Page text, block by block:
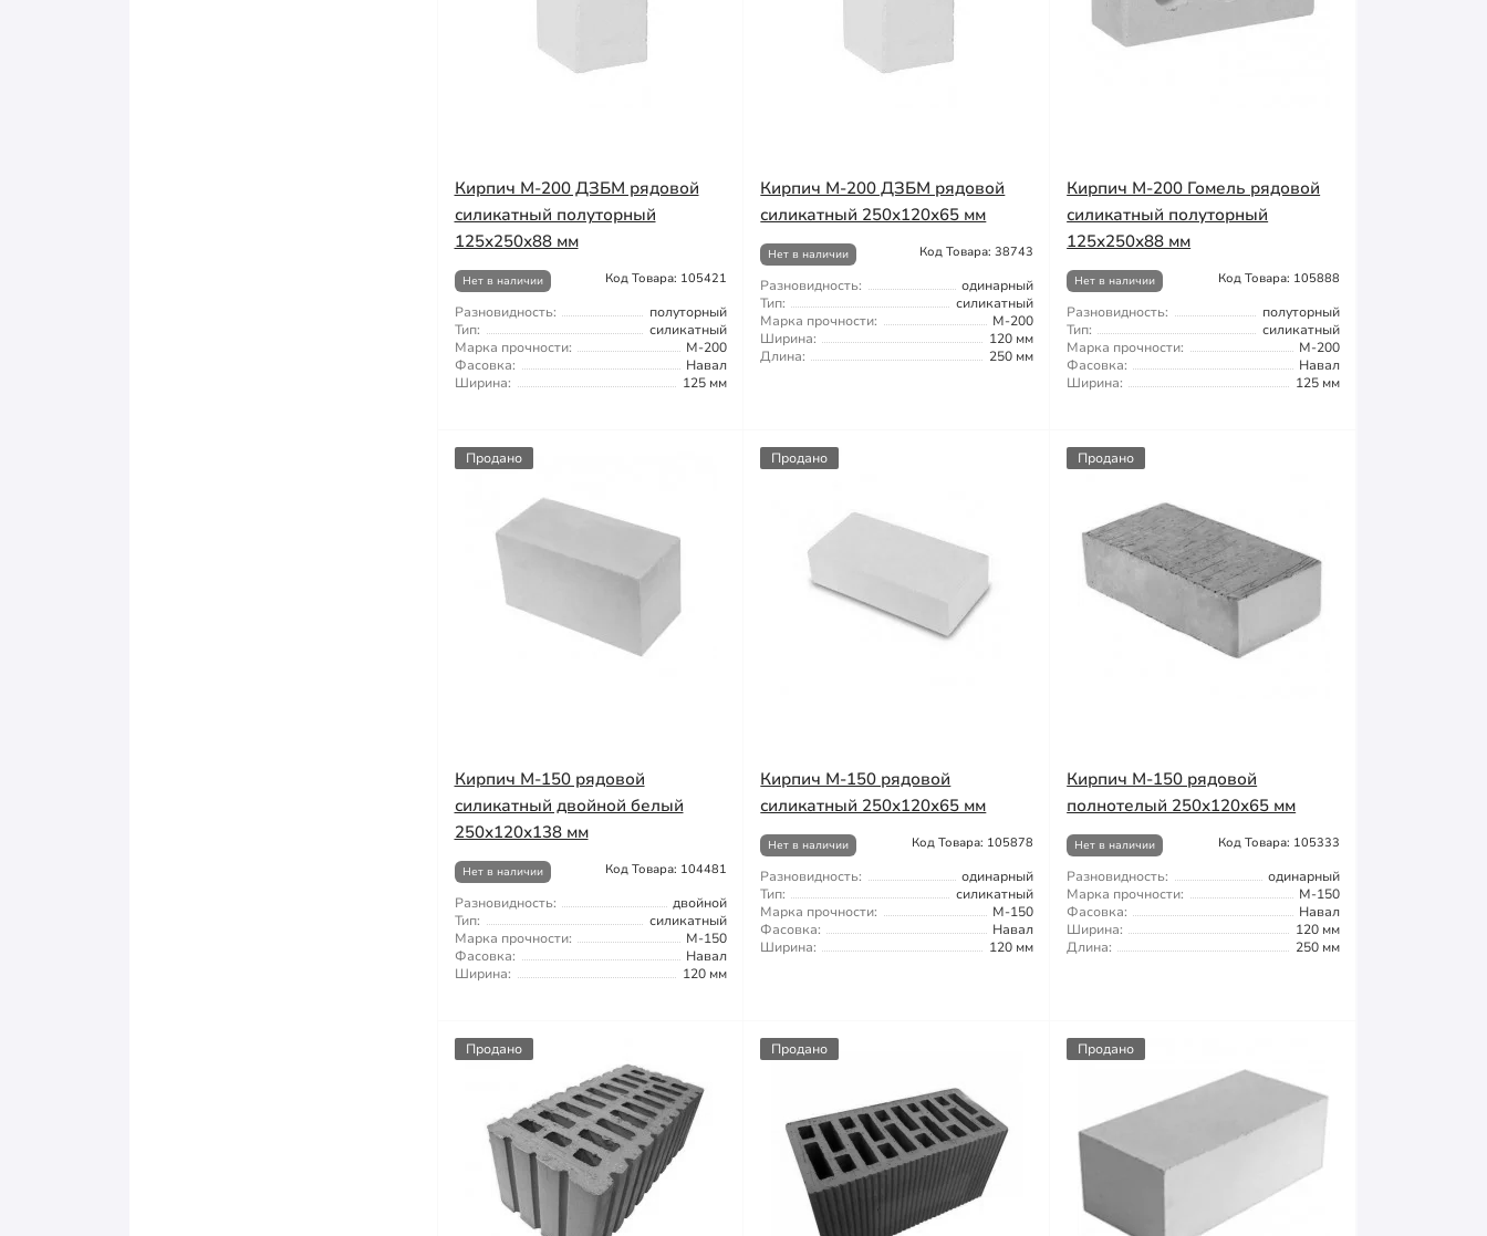
Кирпич М-200 ДЗБМ рядовой
силикатный полуторный
125х250х88 мм
Нет в наличии Код Товара: 105421
Разновидность:
полуторный
Тип:
силикатный
Марка прочности:
М-200
Фасовка:
Навал
Ширина:
125 мм
Кирпич М-200 ДЗБМ рядовой
силикатный 250х120х65 мм
Нет в наличии Код Товара: 38743
Разновидность:
одинарный
Тип:
силикатный
Марка прочности:
М-200
Ширина:
120 мм
Длина:
250 мм
Кирпич М-200 Гомель рядовой
силикатный полуторный
125х250х88 мм
Нет в наличии Код Товара: 105888
Разновидность:
полуторный
Тип:
силикатный
Марка прочности:
М-200
Фасовка:
Навал
Ширина:
125 мм
Продано
Кирпич М-150 рядовой
силикатный двойной белый
250х120х138 мм
Нет в наличии Код Товара: 104481
Разновидность:
двойной
Тип:
силикатный
Марка прочности:
М-150
Фасовка:
Навал
Ширина:
120 мм
Продано
Кирпич М-150 рядовой
силикатный 250х120х65 мм
Нет в наличии Код Товара: 105878
Разновидность:
одинарный
Тип:
силикатный
Марка прочности:
М-150
Фасовка:
Навал
Ширина:
120 мм
Продано
Кирпич М-150 рядовой
полнотелый 250х120х65 мм
Нет в наличии Код Товара: 105333
Разновидность:
одинарный
Марка прочности:
М-150
Фасовка:
Навал
Ширина:
120 мм
Длина:
250 мм
Продано Продано Продано